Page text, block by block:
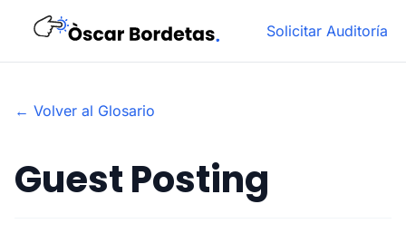
Solicitar Auditoría
← Volver al Glosario
Guest Posting